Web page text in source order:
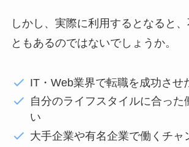
しかし、実際に利用するとなると
ともあるのではないでしょうか。
IT・Web業界で転職を成功させ
自分のライフスタイルに合った
い
大手企業や有名企業で働くチャ